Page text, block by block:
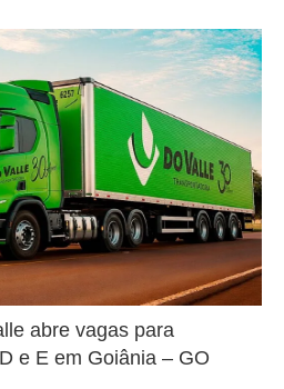
abre vagas para
e E em Goiânia – GO